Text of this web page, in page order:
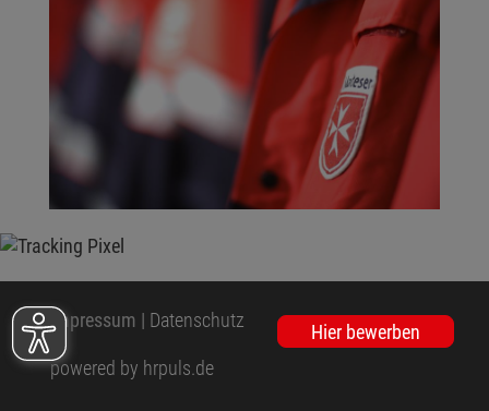
Hier bewerben
Impressum | Datenschutz
powered by hrpuls.de